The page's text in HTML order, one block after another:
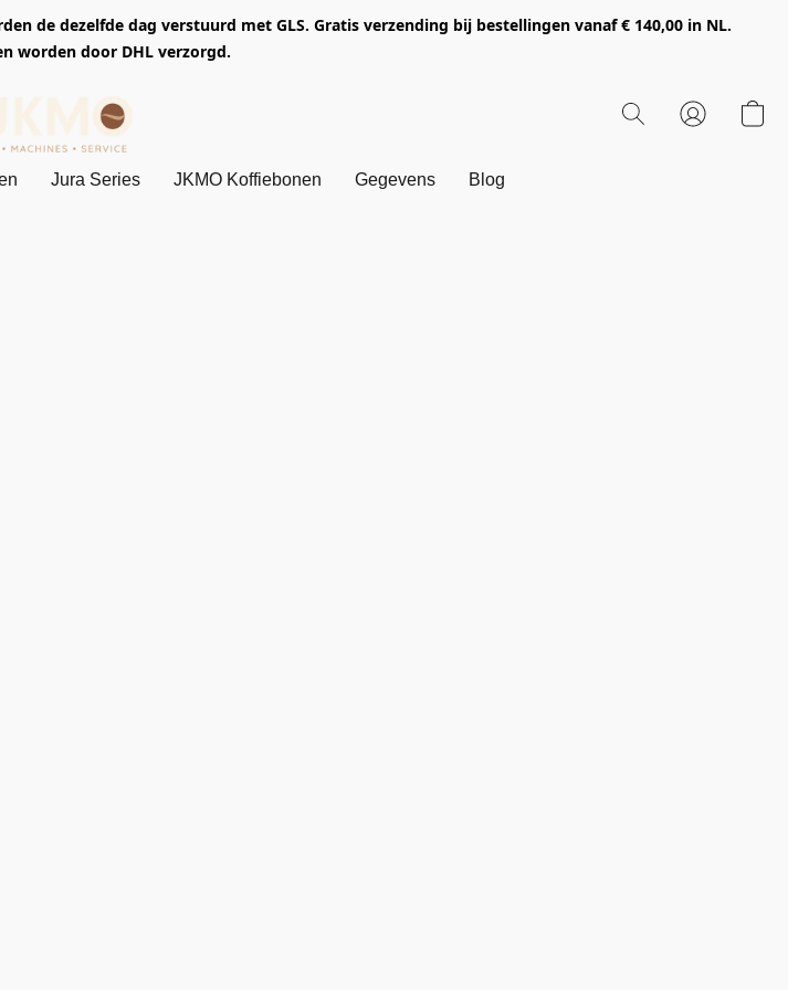
de dezelfde dag verstuurd met GLS. Gratis verzending bij bestellingen vanaf € 140,00 in NL.
worden door DHL verzorgd.
Jura Series JKMO Koffiebonen Gegevens Blog